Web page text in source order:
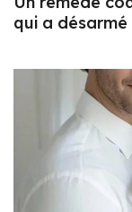
qui a désarmé